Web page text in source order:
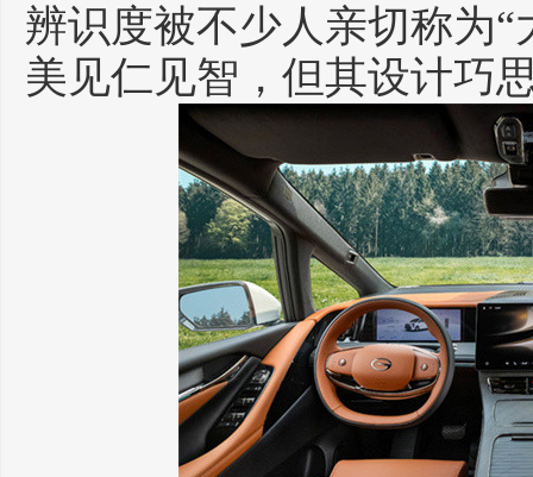
辨识度被不少人亲切称为
美见仁见智，但其设计巧